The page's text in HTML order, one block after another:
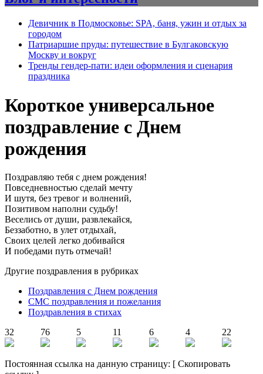
Девичник в Подмосковье: SPA, баня, ужин и отдых за
городом
Патриаршие пруды: путешествие в Булгаковскую
Москву и вокруг
Тренды гендер-пати: идеи оформления и сценария
праздника
Короткое универсальное
поздравление с Днем
рождения
Поздравляю тебя с днем рождения!
Повседневностью сделай мечту
И шутя, без тревог и волнений,
Позитивом наполни судьбу!
Веселись от души, развлекайся,
Беззаботно, в улет отдыхай,
Своих целей легко добивайся
И победами путь отмечай!
Другие поздравления в рубриках
Поздравления с Днем рождения
СМС поздравления и пожелания
Поздравления в стихах
32
76 5 11 6 4 22
Постоянная ссылка на данную страницу: [ Скопировать